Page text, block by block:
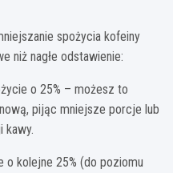
spożycia kofeiny
niż nagłe odstawienie:
o 25% – możesz to
pijąc mniejsze porcje lub
kawy.
o kolejne 25% (do poziomu